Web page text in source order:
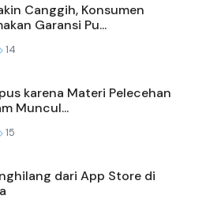
Canggih, Konsumen
Garansi Pu...
14
karena Materi Pelecehan
Muncul...
15
dari App Store di